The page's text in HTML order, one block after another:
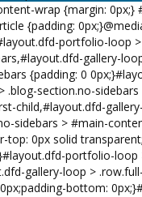
wrap {margin: 0px;}
{padding:
portfolio-loop
gallery-
{padding: 0
.blog-section.no-
child,#layout.dfd-
sidebars > #main-
top: 0px solid
portfolio-loop
gallery-loop >
bottom: